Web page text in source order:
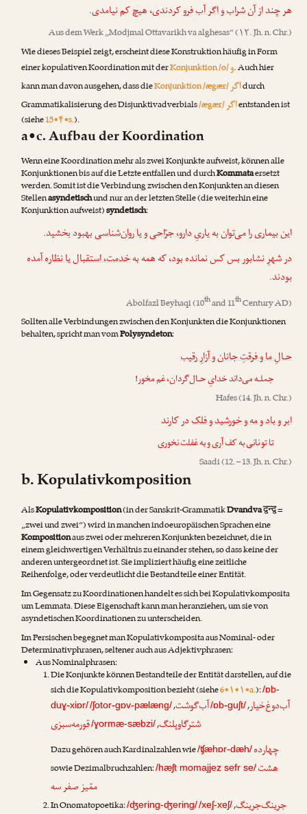
هر چند از آنشراب و اگر آبفرو کردندی، هیچ کم نیامدی.
Aus dem Werk „Modjmal Ottavarikh va alghesas“ (۱۲. Jh. n. Chr.)
Wie dieses Beispiel zeigt, erscheint diese Konstruktion häufig in Form
einer kopulativen Koordination mit derKonjunktion /o/و. Auch hier
kann man davon ausgehen, dass dieKonjunktion /ægær/اگرdurch
Grammatikalisierung des Disjunktivadverbials/ægær/اگرentstanden ist
(siehe15•۴•s.).
a•c. Aufbau der Koordination
Wenn eine Koordination mehr als zwei Konjunkte aufweist, können alle
Konjunktionen bis auf die Letzte entfallen und durchKommataersetzt
werden. Somit ist die Verbindung zwischen den Konjunkten an diesen
Stellenasyndetischund nur an der letzten Stelle (die weiterhin eine
Konjunktion aufweist)syndetisch:
این بیماری را می‌توان به یاریِدارو، جرّاحی و یا ر‌وان‌شناسیبهبود بخشید.
در شهرِ نشابور بس کس نمانده بود، که همه بهخدمت، استقبال یا نظارهآمده
بودند.
Abolfazl Beyhaqi(10thand 11thCentury AD)
Sollten alle Verbindungen zwischen den Konjunkten die Konjunktionen
behalten, spricht man vomPolysyndeton:
حـالِ ما و فرقتِ جانان و آزارِ رقیب
جملـه می‌داند خدایِ حـال‌گردان، غم مخور!
Hafes(14. Jh. n. Chr.)
ابر و باد و مه و خورشید و فلکدر کارند
تا تو نانی به کف آری و به غفلت نخوری
Saadi(12. – 13. Jh. n. Chr.)
b. Kopulativkomposition
AlsKopulativkomposition(in der Sanskrit-GrammatikDvandvaद्वन्द्व=
„zwei und zwei“) wird in manchen indoeuropäischen Sprachen eine
Kompositionaus zwei oder mehreren Konjunkten bezeichnet, die in
einem gleichwertigen Verhältnis zu einander stehen, so dass keine der
anderen untergeordnet ist. Sie impliziert häufig eine zeitliche
Reihenfolge, oder verdeutlicht die Bestandteile einer Entität.
Im Gegensatz zu Koordinationen handelt es sich bei Kopulativkomposita
um Lemmata. Diese Eigenschaft kann man heranziehen, um sie von
asyndetischen Koordinationen zu unterscheiden.
Im Persischen begegnet man Kopulativkomposita aus Nominal- oder
Determinativphrasen, seltener auch aus Adjektivphrasen:
Aus Nominalphrasen:
Die Konjunkte können Bestandteile der Entität darstellen, auf die
sich die Kopulativkomposition bezieht (siehe6•۱•۱•a.):/ɒb-
duɣ-xiɒr/
آب‌دوغ‌خیار,
/ɒb-guʃt/آب‌گوشت,
/ʃotor-gɒv-pælæng/
شترگاوپلنگ,
/ɣormæ-sæbzi/قورمه‌سبزی
Dazu gehören auch Kardinalzahlen wie/ʧæhɒr-dæh/چهارده
sowie Dezimalbruchzahlen:/hæʃt momajjez sefr se/هشت
ممّیز صفر سه
In Onomatopoetika:/ʤering-ʤering/ جرینگ‌جرینگ,
/xeʃ-xeʃ/